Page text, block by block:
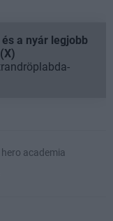
a nyár legjobb
academia